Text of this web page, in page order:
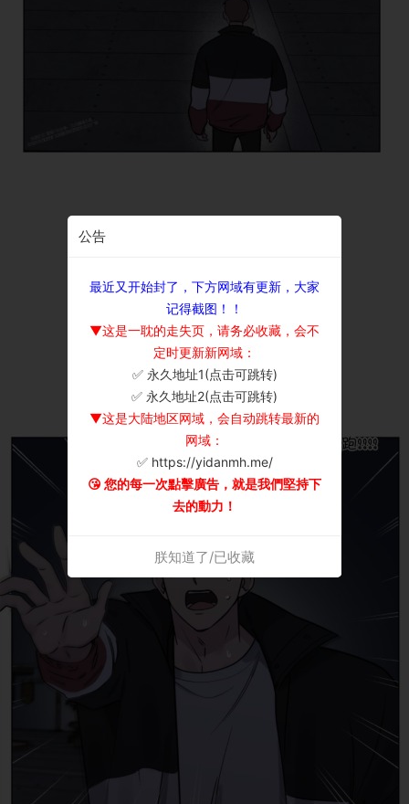
公告
最近又开始封了，下方网域有更新，大家
记得截图！！
▼这是一耽的走失页，请务必收藏，会不
定时更新新网域：
✅ 永久地址1(点击可跳转)
✅ 永久地址2(点击可跳转)
▼这是大陆地区网域，会自动跳转最新的
网域：
✅ https://yidanmh.me/
😘 您的每一次點擊廣告，就是我們堅持下
去的動力！
朕知道了/已收藏